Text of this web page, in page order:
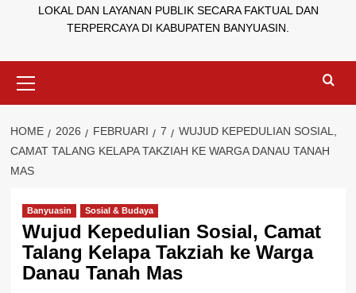
LOKAL DAN LAYANAN PUBLIK SECARA FAKTUAL DAN
TERPERCAYA DI KABUPATEN BANYUASIN.
Menu
HOME 2026 FEBRUARI 7
WUJUD KEPEDULIAN SOSIAL,
CAMAT TALANG KELAPA TAKZIAH KE WARGA DANAU TANAH
MAS
Banyuasin Sosial & Budaya
Wujud Kepedulian Sosial, Camat
Talang Kelapa Takziah ke Warga
Danau Tanah Mas